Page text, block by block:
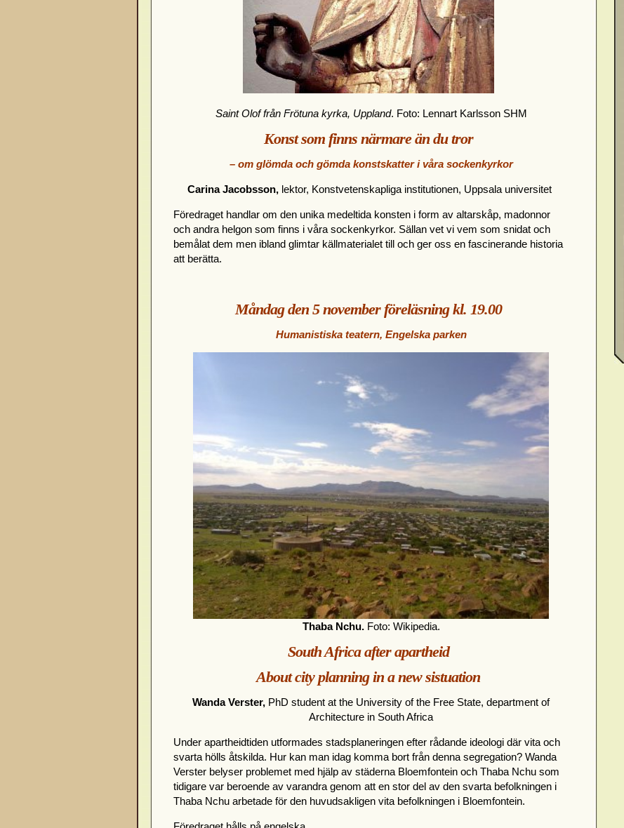
Saint Olof från Frötuna kyrka, Uppland. Foto: Lennart Karlsson SHM
Konst som finns närmare än du tror
– om glömda och gömda konstskatter i våra sockenkyrkor
Carina Jacobsson, lektor, Konstvetenskapliga institutionen, Uppsala universitet
Föredraget handlar om den unika medeltida konsten i form av altarskåp, madonnor
och andra helgon som finns i våra sockenkyrkor. Sällan vet vi vem som snidat och
bemålat dem men ibland glimtar källmaterialet till och ger oss en fascinerande historia
att berätta.
Måndag den 5 november föreläsning kl. 19.00
Humanistiska teatern, Engelska parken
Thaba Nchu. Foto: Wikipedia.
South Africa after apartheid
About city planning in a new sistuation
Wanda Verster, PhD student at the University of the Free State, department of
Architecture in South Africa
Under apartheidtiden utformades stadsplaneringen efter rådande ideologi där vita och
svarta hölls åtskilda. Hur kan man idag komma bort från denna segregation? Wanda
Verster belyser problemet med hjälp av städerna Bloemfontein och Thaba Nchu som
tidigare var beroende av varandra genom att en stor del av den svarta befolkningen i
Thaba Nchu arbetade för den huvudsakligen vita befolkningen i Bloemfontein.